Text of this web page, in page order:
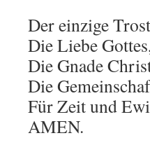
Der einzige
Die Liebe
Die Gnade
Die
Für Zeit und
AMEN.